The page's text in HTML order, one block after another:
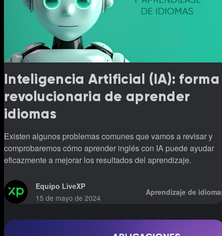
Inteligencia Artificial (IA): forma
revolucionaria de aprender
idiomas
Existen algunos problemas comunes que vamos a revisar y
comprobaremos cómo aprender inglés con IA puede ayudar
eficazmente a mejorar los resultados del aprendizaje.
Equipo LiveXP
15 de mayo de 2024
Aprendizaje de